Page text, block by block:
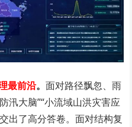
最前沿。面对路径飘忽、雨
汛大脑”“小流域山洪灾害应
出了高分答卷。面对结构复